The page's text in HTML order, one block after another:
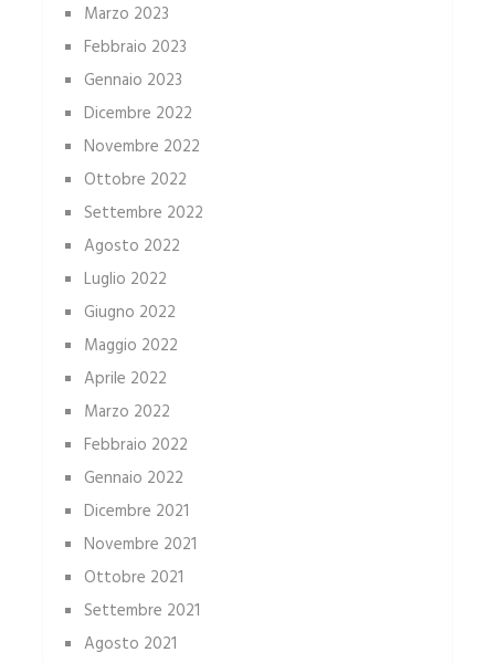
Marzo 2023
Febbraio 2023
Gennaio 2023
Dicembre 2022
Novembre 2022
Ottobre 2022
Settembre 2022
Agosto 2022
Luglio 2022
Giugno 2022
Maggio 2022
Aprile 2022
Marzo 2022
Febbraio 2022
Gennaio 2022
Dicembre 2021
Novembre 2021
Ottobre 2021
Settembre 2021
Agosto 2021